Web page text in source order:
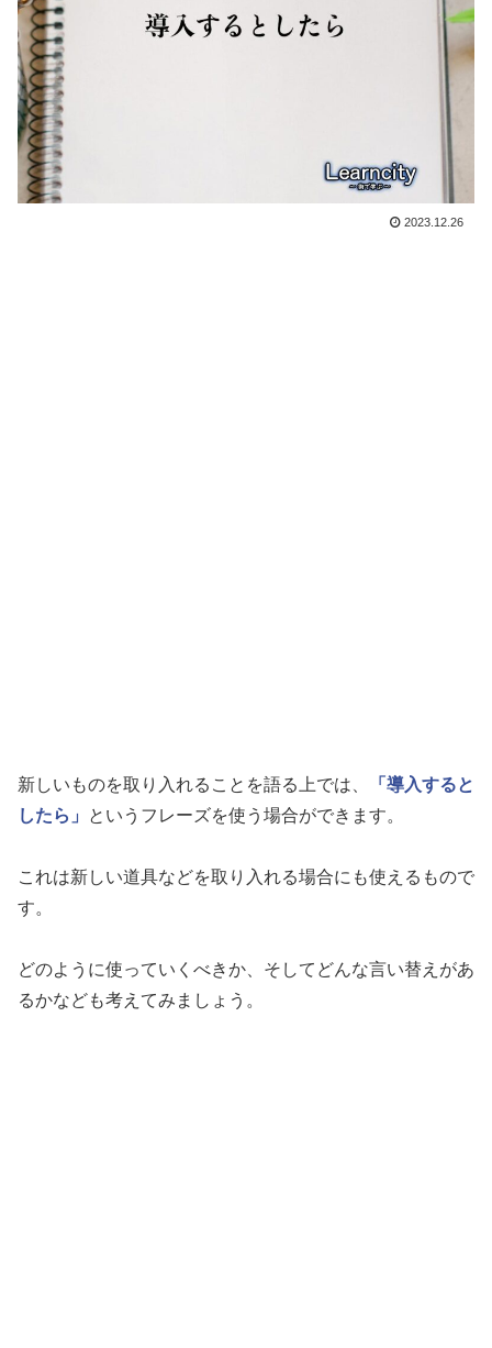
2023.12.26
新しいものを取り入れることを語る上では、
「導入すると
したら」
というフレーズを使う場合ができます。
これは新しい道具などを取り入れる場合にも使えるもので
す。
どのように使っていくべきか、そしてどんな言い替えがあ
るかなども考えてみましょう。